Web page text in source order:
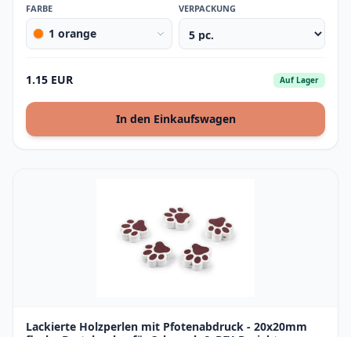
FARBE
1 orange
VERPACKUNG
1.15 EUR Auf Lager
In den Einkaufswagen
Lackierte Holzperlen mit Pfotenabdruck - 20x20mm